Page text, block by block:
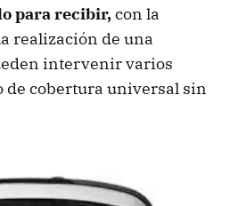
para recibir,con la
realización de una
intervenir varios
cobertura universal sin